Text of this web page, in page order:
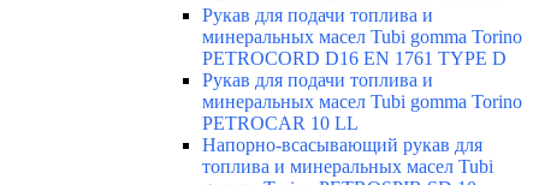
Рукав для подачи топлива и
минеральных масел Tubi gomma Torino
PETROCORD D16 EN 1761 TYPE D
Рукав для подачи топлива и
минеральных масел Tubi gomma Torino
PETROCAR 10 LL
Напорно-всасывающий рукав для
топлива и минеральных масел Tubi